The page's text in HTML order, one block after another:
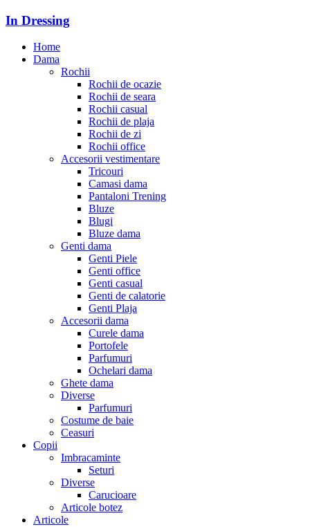
In Dressing
Home
Dama
Rochii
Rochii de ocazie
Rochii de seara
Rochii casual
Rochii de plaja
Rochii de zi
Rochii office
Accesorii vestimentare
Tricouri
Camasi dama
Pantaloni Trening
Bluze
Blugi
Bluze dama
Genti dama
Genti Piele
Genti office
Genti casual
Genti de calatorie
Genti Plaja
Accesorii dama
Curele dama
Portofele
Parfumuri
Ochelari dama
Ghete dama
Diverse
Parfumuri
Costume de baie
Ceasuri
Copii
Imbracaminte
Seturi
Diverse
Carucioare
Articole botez
Articole